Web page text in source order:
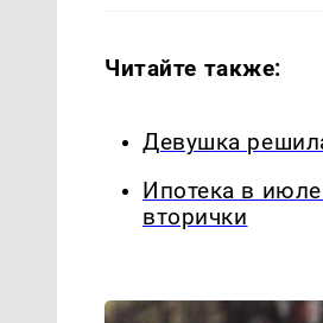
Читайте также:
Девушка
Ипотека в
вторички